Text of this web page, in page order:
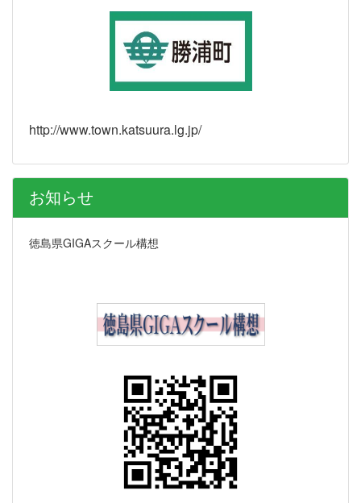
http://www.town.katsuura.lg.jp/
お知らせ
徳島県GIGAスクール構想